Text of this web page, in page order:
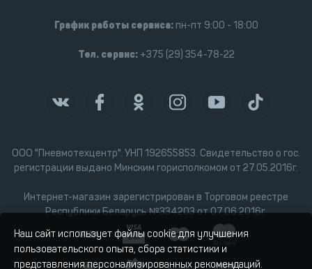
ООО "Пневмотехцентр". УНП 192655853. Свидетельство о гос.
регистрации выдано Минским горисполкомом от 27.05.2016г.
Интернет-магазин зарегистрирован в Торговом реестре
Республики Беларусь №334203 от 07.06.2016г.
График работы сервиса:пн-пт 9:00 - 18:00
Тел. сервис:+375 (29) 354-78-22
Наш сайт использует файлы cookie для улучшения
пользовательского опыта, сбора статистики и
представления персонализированных рекомендаций.